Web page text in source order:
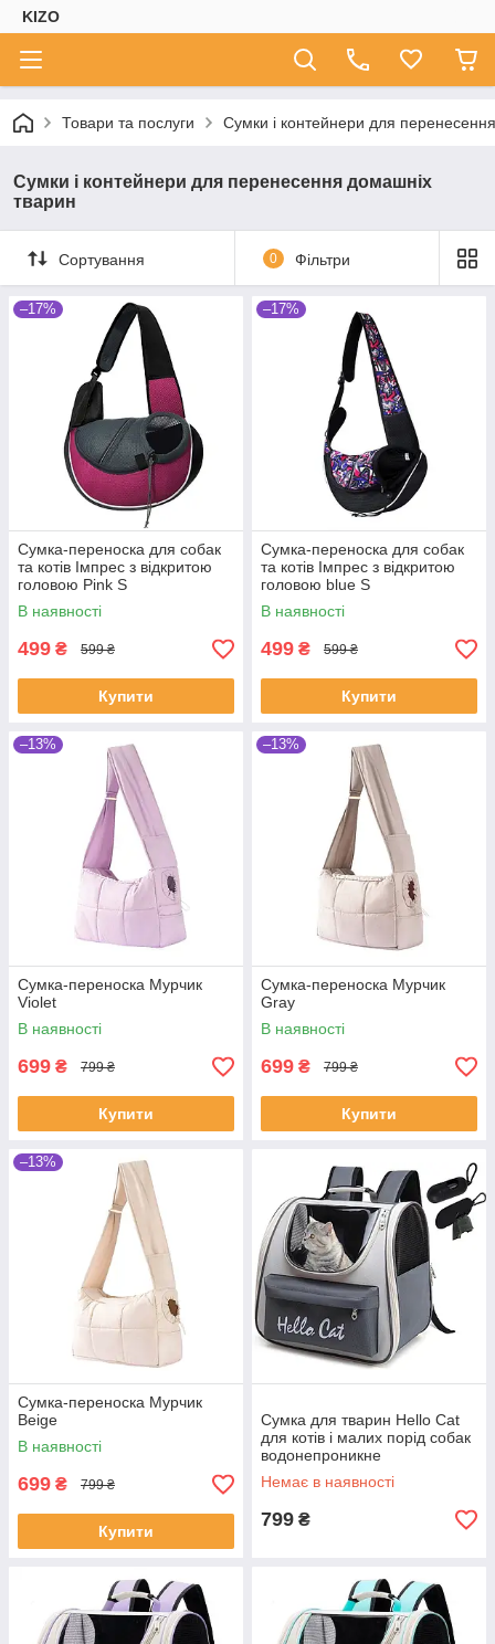
KIZO
Товари та послуги Сумки і контейнери для
Сумки і контейнери для перенесення домашніх
тварин
Сортування 0 Фільтри
–17%
Сумка-переноска для собак
та котів Імпрес з відкритою
головою Pink S
В наявності
499 ₴ 599 ₴
Купити
–17%
Сумка-переноска для собак
та котів Імпрес з відкритою
головою blue S
В наявності
499 ₴ 599 ₴
Купити
–13%
Сумка-переноска Мурчик
Violet
В наявності
699 ₴ 799 ₴
Купити
–13%
Сумка-переноска Мурчик
Gray
В наявності
699 ₴ 799 ₴
Купити
–13%
Сумка-переноска Мурчик
Beige
В наявності
699 ₴ 799 ₴
Купити
Сумка для тварин Hello Cat
для котів і малих порід собак
водонепроникне
Немає в наявності
799 ₴